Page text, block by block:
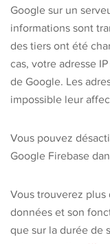
Google sur un
informations sont
des tiers ont été
cas, votre adresse
de Google. Les
impossible leur
Vous pouvez
Google Firebase
Vous trouverez plus
données et son
que sur la durée de